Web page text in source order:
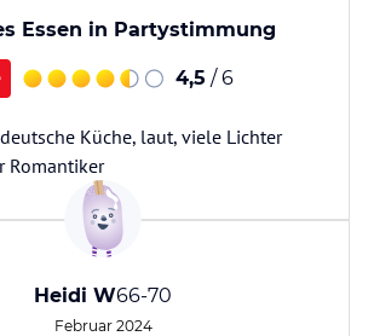
Essen in Partystimmung
4,5 / 6
Küche, laut, viele Lichter
Romantiker
Heidi W66-70
Februar 2024